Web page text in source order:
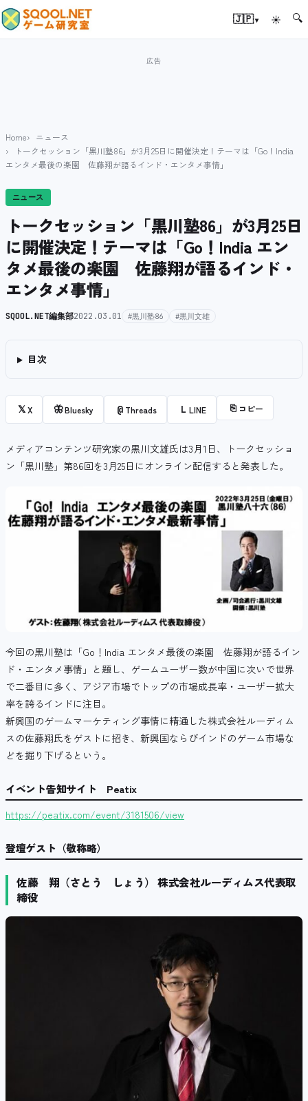
🇯🇵▾ ☀ 🔍
Home
ニュース
トークセッション「黒川塾86」が3月25日に開催決定！テーマは「Go！India
エンタメ最後の楽園 佐藤翔が語るインド・エンタメ事情」
ニュース
トークセッション「黒川塾86」が3月25日
に開催決定！テーマは「Go！India エン
タメ最後の楽園 佐藤翔が語るインド・
エンタメ事情」
SQOOL.NET編集部2022.03.01 #黒川塾86 #黒川文雄
目次
𝕏X 🦋Bluesky @ Threads L LINE ⎘ コピー
メディアコンテンツ研究家の黒川文雄氏は3月1日、トークセッショ
ン「黒川塾」第86回を3月25日にオンライン配信すると発表した。
今回の黒川塾は「Go！India エンタメ最後の楽園 佐藤翔が語るイン
ド・エンタメ事情」と題し、ゲームユーザー数が中国に次いで世界
で二番目に多く、アジア市場でトップの市場成長率・ユーザー拡大
率を誇るインドに注目。
新興国のゲームマーケティング事情に精通した株式会社ルーディム
スの佐藤翔氏をゲストに招き、新興国ならびインドのゲーム市場な
どを掘り下げるという。
イベント告知サイト Peatix
https://peatix.com/event/3181506/view
登壇ゲスト（敬称略）
佐藤 翔（さとう しょう） 株式会社ルーディムス代表取
締役